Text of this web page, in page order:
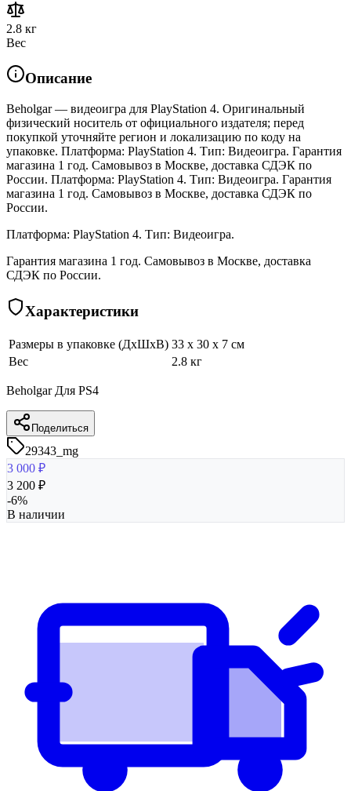
2.8 кг
Вес
Описание
Beholgar — видеоигра для PlayStation 4. Оригинальный
физический носитель от официального издателя; перед
покупкой уточняйте регион и локализацию по коду на
упаковке. Платформа: PlayStation 4. Тип: Видеоигра. Гарантия
магазина 1 год. Самовывоз в Москве, доставка СДЭК по
России. Платформа: PlayStation 4. Тип: Видеоигра. Гарантия
магазина 1 год. Самовывоз в Москве, доставка СДЭК по
России.
Платформа: PlayStation 4. Тип: Видеоигра.
Гарантия магазина 1 год. Самовывоз в Москве, доставка
СДЭК по России.
Характеристики
Размеры в упаковке (ДхШхВ) 33 x 30 x 7 см
Вес
2.8 кг
Beholgar Для PS4
Поделиться
29343_mg
3 000 ₽
3 200 ₽
-6%
В наличии